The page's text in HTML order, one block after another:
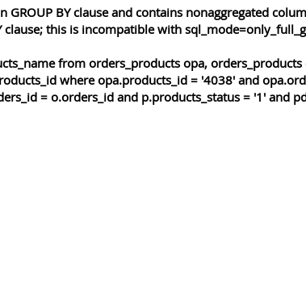
GROUP BY clause and contains nonaggregated
this is incompatible with
from orders_products opa, orders_products
where opa.products_id = '4038' and
= o.orders_id and p.products_status = '1' and